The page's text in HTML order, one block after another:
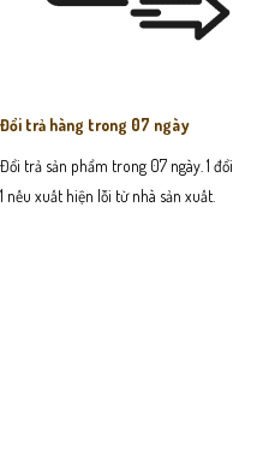
Đổi trả hàng trong 07 ngày
Đổi trả sản phẩm trong 07 ngày. 1 đổi
1 nếu xuất hiện lỗi từ nhà sản xuất.